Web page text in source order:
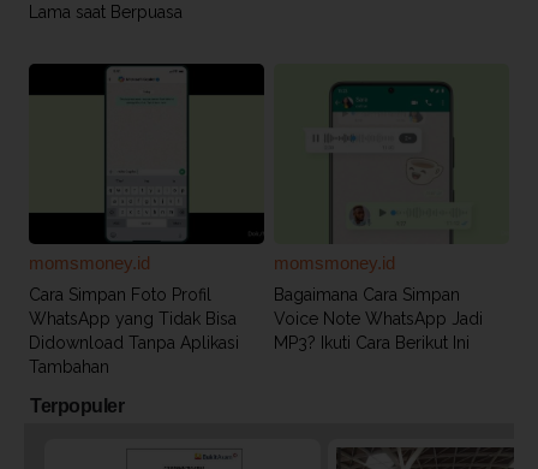
Lama saat Berpuasa
momsmoney.id
Cara Simpan Foto Profil
WhatsApp yang Tidak Bisa
Didownload Tanpa Aplikasi
Tambahan
momsmoney.id
Bagaimana Cara Simpan
Voice Note WhatsApp Jadi
MP3? Ikuti Cara Berikut Ini
Terpopuler